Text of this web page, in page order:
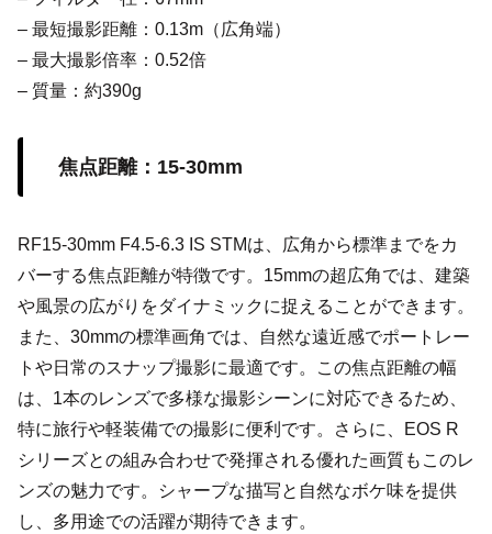
– 最短撮影距離：0.13m（広角端）
– 最大撮影倍率：0.52倍
– 質量：約390g
焦点距離：15-30mm
RF15-30mm F4.5-6.3 IS STMは、広角から標準までをカ
バーする焦点距離が特徴です。15mmの超広角では、建築
や風景の広がりをダイナミックに捉えることができます。
また、30mmの標準画角では、自然な遠近感でポートレー
トや日常のスナップ撮影に最適です。この焦点距離の幅
は、1本のレンズで多様な撮影シーンに対応できるため、
特に旅行や軽装備での撮影に便利です。さらに、EOS R
シリーズとの組み合わせで発揮される優れた画質もこのレ
ンズの魅力です。シャープな描写と自然なボケ味を提供
し、多用途での活躍が期待できます。